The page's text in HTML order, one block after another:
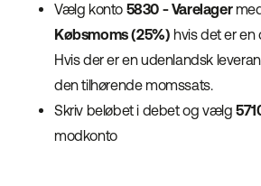
Vælg konto 5830 - Varelager
Købsmoms (25%) hvis det er en
Hvis der er en udenlandsk
den tilhørende momssats.
Skriv beløbet i debet og vælg
modkonto